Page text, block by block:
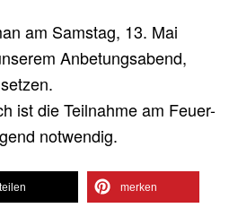
am Samstag, 13. Mai
Anbetungsabend,
ist die Teilnahme am Feuer-
notwendig.
teilen merken